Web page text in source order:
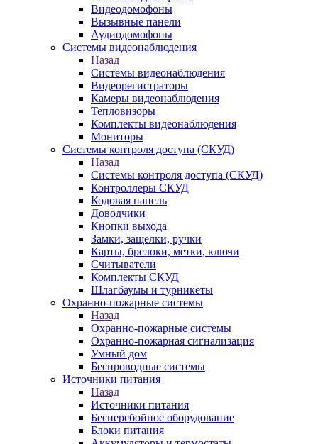
Видеодомофоны
Вызывные панели
Аудиодомофоны
Системы видеонаблюдения
Назад
Системы видеонаблюдения
Видеорегистраторы
Камеры видеонаблюдения
Тепловизоры
Комплекты видеонаблюдения
Мониторы
Системы контроля доступа (СКУД)
Назад
Системы контроля доступа (СКУД)
Контроллеры СКУД
Кодовая панель
Доводчики
Кнопки выхода
Замки, защелки, ручки
Карты, брелоки, метки, ключи
Считыватели
Комплекты СКУД
Шлагбаумы и турникеты
Охранно-пожарные системы
Назад
Охранно-пожарные системы
Охранно-пожарная сигнализация
Умный дом
Беспроводные системы
Источники питания
Назад
Источники питания
Бесперебойное оборудование
Блоки питания